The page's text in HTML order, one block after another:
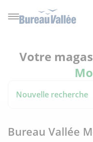
Votre
Nouvelle recherche
Bureau Vallée